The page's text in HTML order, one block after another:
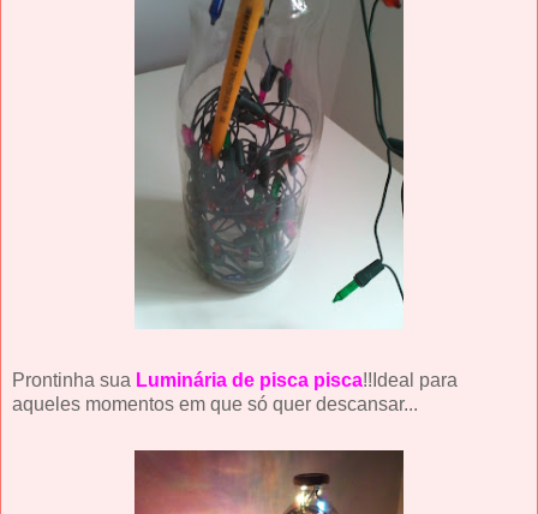
Prontinha sua Luminária de pisca pisca!!Ideal para
aqueles momentos em que só quer descansar...